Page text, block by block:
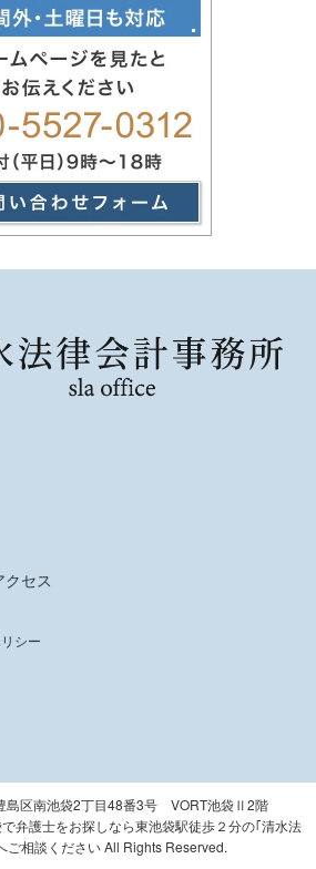
セス
シー
区南池袋2丁目48番3号 VORT池袋Ⅱ2階
弁護士をお探しなら東池袋駅徒歩２分の｢清水法
ご相談ください All Rights Reserved.